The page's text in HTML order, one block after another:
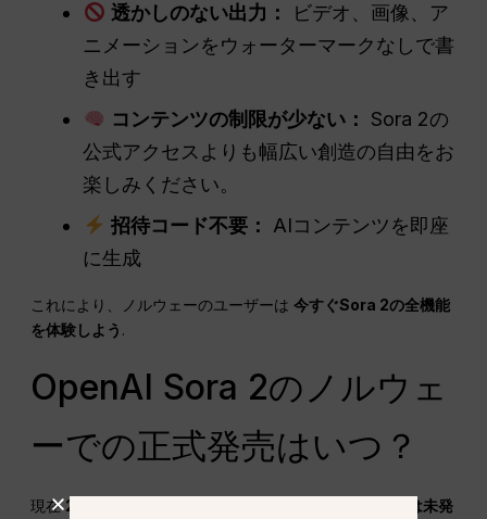
透かしのない出力：
ビデオ、画像、ア
ニメーションをウォーターマークなしで書
き出す
コンテンツの制限が少ない：
Sora 2の
公式アクセスよりも幅広い創造の自由をお
楽しみください。
招待コード不要：
AIコンテンツを即座
に生成
これにより、ノルウェーのユーザーは今すぐSora 2の全機能
を体験しよう .
OpenAI Sora 2のノルウェ
ーでの正式発売はいつ？
現在2025年10月
ノルウェーでの発売日は未発